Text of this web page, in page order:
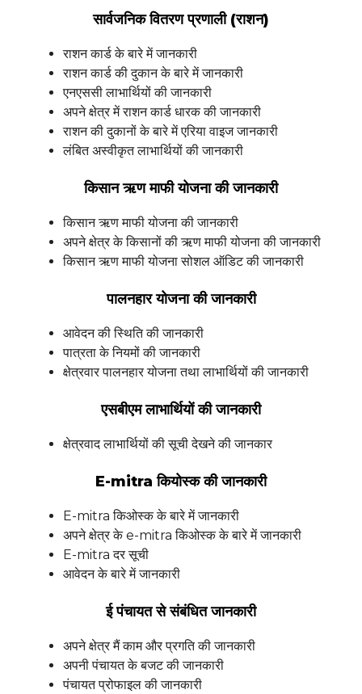
सार्वजनिक वितरण प्रणाली (राशन)
राशन कार्ड के बारे में जानकारी
राशन कार्ड की दुकान के बारे में जानकारी
एनएससी लाभार्थियों की जानकारी
अपने क्षेत्र में राशन कार्ड धारक की जानकारी
राशन की दुकानों के बारे में एरिया वाइज जानकारी
लंबित अस्वीकृत लाभार्थियों की जानकारी
किसान ऋण माफी योजना की जानकारी
किसान ऋण माफी योजना की जानकारी
अपने क्षेत्र के किसानों की ऋण माफी योजना की जानकारी
किसान ऋण माफी योजना सोशल ऑडिट की जानकारी
पालनहार योजना की जानकारी
आवेदन की स्थिति की जानकारी
पात्रता के नियमों की जानकारी
क्षेत्रवार पालनहार योजना तथा लाभार्थियों की जानकारी
एसबीएम लाभार्थियों की जानकारी
क्षेत्रवाद लाभार्थियों की सूची देखने की जानकार
E-mitra कियोस्क की जानकारी
E-mitra किओस्क के बारे में जानकारी
अपने क्षेत्र के e-mitra किओस्क के बारे में जानकारी
E-mitra दर सूची
आवेदन के बारे में जानकारी
ई पंचायत से संबंधित जानकारी
अपने क्षेत्र मैं काम और प्रगति की जानकारी
अपनी पंचायत के बजट की जानकारी
पंचायत प्रोफाइल की जानकारी